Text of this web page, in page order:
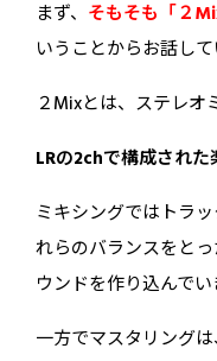
まず、 そもそも「２
いうことからお話して
２Mixとは、ステレオ
LRの2chで構成され
ミキシングではトラ
れらのバランスをと
ウンドを作り込んで
一方でマスタリング